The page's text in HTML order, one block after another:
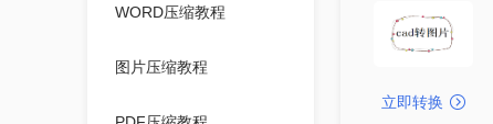
WORD压缩教程
图片压缩教程
立即转换